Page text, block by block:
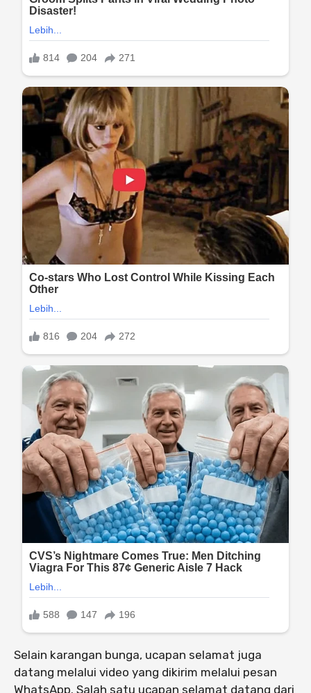
Selain karangan bunga, ucapan selamat juga
datang melalui video yang dikirim melalui pesan
WhatsApp. Salah satu ucapan selamat datang dari